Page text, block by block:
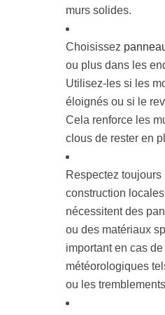
murs solides.
Choisissez
ou plus dans les
Utilisez-les si les
éloignés ou si le
Cela renforce les
clous de rester en
Respectez
construction
nécessitent des
ou des matériaux
important en cas
météorologiques
ou les